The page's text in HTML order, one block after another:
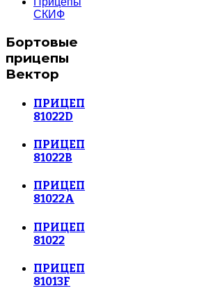
СКИФ
Бортовые
прицепы
Вектор
ПРИЦЕП
81022D
ПРИЦЕП
81022B
ПРИЦЕП
81022A
ПРИЦЕП
81022
ПРИЦЕП
81013F